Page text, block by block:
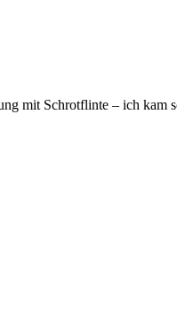
mit Schrotflinte – ich kam